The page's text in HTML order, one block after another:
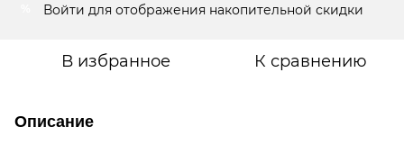
Войти для отображения накопительной скидки
В избранное К сравнению
Описание